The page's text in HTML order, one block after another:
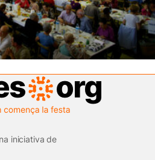
iniciativa de